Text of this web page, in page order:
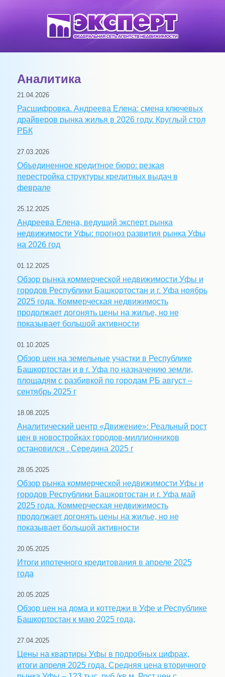
Аналитика
21.04.2026
Расшифровка. Андреева Елена: смена ключевых
драйверов рынка жилья в 2026 году. Круглый стол
РБК
27.03.2026
Объединенное кредитное бюро: резкая
перестройка структуры кредитных выдач в
феврале
25.12.2025
Андреева Елена, ведущий эксперт рынка
недвижимости Уфы: прогноз развития рынка Уфы
на 2026 год
01.12.2025
Обзор рынка коммерческой недвижимости Уфы и
городов Республики Башкортостан и г. Уфа ноябрь
2025 года. Коммерческая недвижимость
продолжает догонять цены на жилье, но не
показывает большой активности
01.10.2025
Обзор цен на земельные участки в Республике
Башкортостан и в г. Уфа по назначению земли,
площадям с разбивкой по городам РБ август –
сентябрь 2025 г
18.08.2025
Аналитический центр «Движение»: Реальный рост
цен в новостройках городов-миллионников
остановился . Середина 2025 г
28.05.2025
Обзор рынка коммерческой недвижимости Уфы и
городов Республики Башкортостан и г. Уфа май
2025 года. Коммерческая недвижимость
продолжает догонять цены на жилье, но не
показывает большой активности
20.05.2025
Итоги ипотечного кредитования в апреле 2025
года
20.05.2025
Обзор цен на дома и коттеджи в Уфе и Республике
Башкортостан к маю 2025 года,
27.04.2025
Цены на квартиры Уфы в подробных цифрах,
итоги апреля 2025 года. Средняя цена вторичного